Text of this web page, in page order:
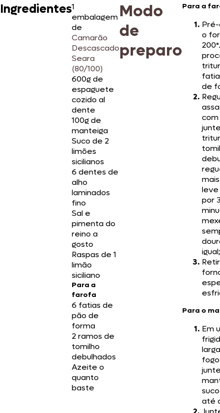
Ingredientes1
embalagem
de
Camarão
Descascado
Seara
(80/100)
600g de
espaguete
cozido al
dente
100g de
manteiga
Suco de 2
limões
sicilianos
6 dentes de
alho
laminados
fino
Sal e
pimenta do
reino a
gosto
Raspas de 1
limão
siciliano
Para a
farofa
6 fatias de
pão de
forma
2 ramos de
tomilho
debulhados
Azeite o
quanto
baste
Modo
de
preparo
Para a
o
de
por
igual;
Para o
Em
até